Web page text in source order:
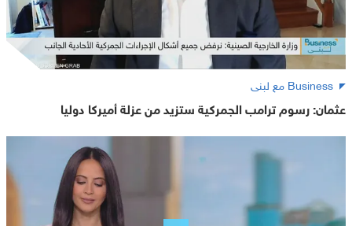
Business مع لبنى
عثمان: رسوم ترامب الجمركية ستزيد من عزلة أميركا دوليا